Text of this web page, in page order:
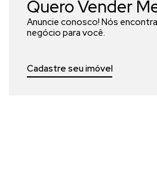
Quero Vender
Anuncie conosco! Nós
negócio para você.
Cadastre seu imóvel